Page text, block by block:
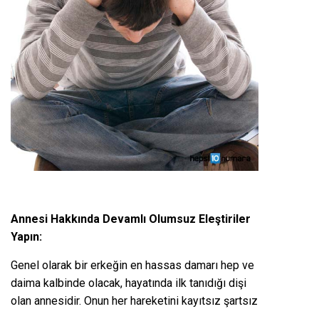
Annesi Hakkında Devamlı Olumsuz Eleştiriler
Yapın:
Genel olarak bir erkeğin en hassas damarı hep ve
daima kalbinde olacak, hayatında ilk tanıdığı dişi
olan annesidir. Onun her hareketini kayıtsız şartsız